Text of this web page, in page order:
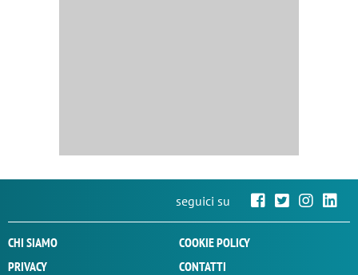
seguici su
CHI SIAMO
COOKIE POLICY
PRIVACY
CONTATTI